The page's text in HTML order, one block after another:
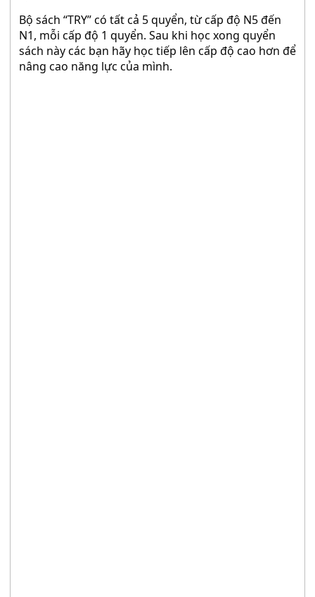
Bộ sách “TRY” có tất cả 5 quyển, từ cấp độ N5 đến
N1, mỗi cấp độ 1 quyển. Sau khi học xong quyển
sách này các bạn hãy học tiếp lên cấp độ cao hơn để
nâng cao năng lực của mình.